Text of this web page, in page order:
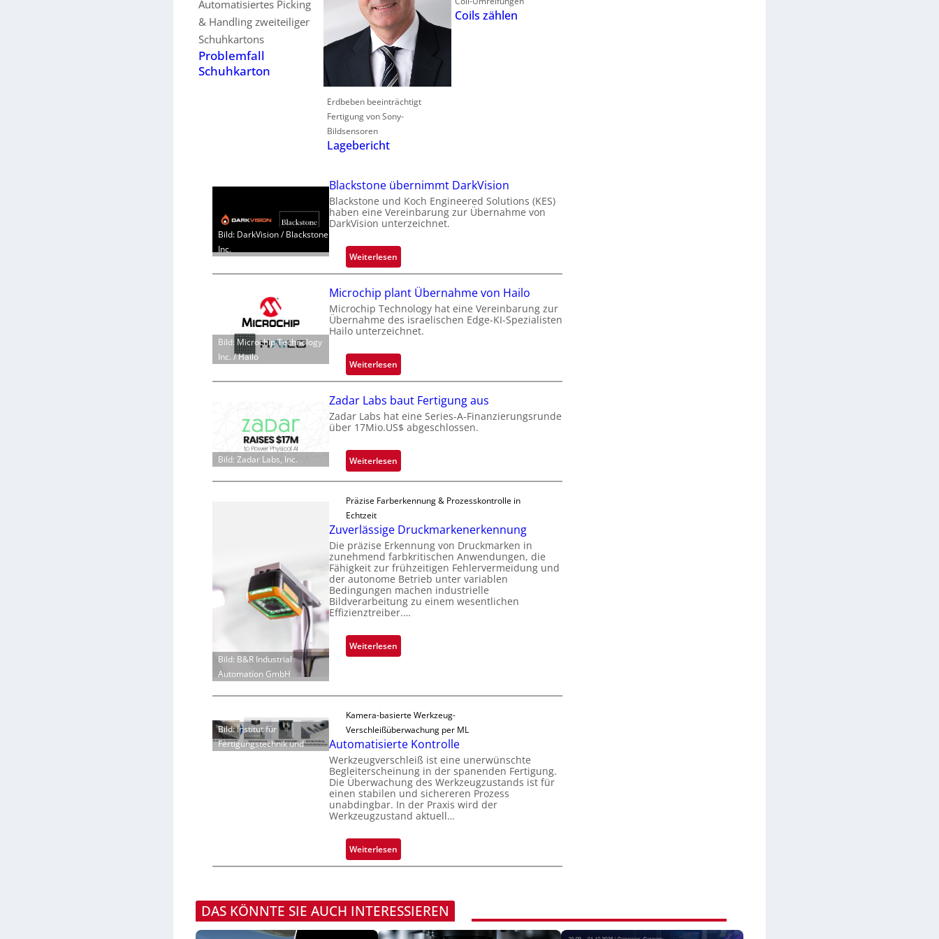
Automatisiertes Picking
& Handling zweiteiliger
Schuhkartons
Problemfall
Schuhkarton
Erdbeben beeinträchtigt
Fertigung von Sony-
Bildsensoren
Lagebericht
Coils zählen
Bild: DarkVision / Blackstone
Inc.
Blackstone übernimmt DarkVision
Blackstone und Koch Engineered Solutions (KES)
haben eine Vereinbarung zur Übernahme von
DarkVision unterzeichnet.
Weiterlesen:
B
a
c
k
o
e
ü
b
r
m
t
D
a
r
k
V
s
i
Bild: Microchip Technology
Inc. / Hailo
Microchip plant Übernahme von Hailo
Microchip Technology hat eine Vereinbarung zur
Übernahme des israelischen Edge-KI-Spezialisten
Hailo unterzeichnet.
Weiterlesen:
M
c
r
c
h
i
l
n
t
Ü
b
e
n
a
v
o
n
H
a
i
l
o
Bild: Zadar Labs, Inc.
Zadar Labs baut Fertigung aus
Zadar Labs hat eine Series-A-Finanzierungsrunde
über 17Mio.US$ abgeschlossen.
Weiterlesen:
Z
d
r
L
a
b
s
b
u
t
r
g
u
n
g
a
u
Bild: B&R Industrial
Automation GmbH
Präzise Farberkennung & Prozesskontrolle in
Echtzeit
Zuverlässige Druckmarkenerkennung
Die präzise Erkennung von Druckmarken in
zunehmend farbkritischen Anwendungen, die
Fähigkeit zur frühzeitigen Fehlervermeidung und
der autonome Betrieb unter variablen
Bedingungen machen industrielle
Bildverarbeitung zu einem wesentlichen
Effizienztreiber.…
Weiterlesen:
Z
r
l
ä
s
s
g
e
D
r
u
m
a
Bild: Institut für
Fertigungstechnik und
Kamera-basierte Werkzeug-
Verschleißüberwachung per ML
Automatisierte Kontrolle
Werkzeugverschleiß ist eine unerwünschte
Begleiterscheinung in der spanenden Fertigung.
Die Überwachung des Werkzeugzustands ist für
einen stabilen und sichereren Prozess
unabdingbar. In der Praxis wird der
Werkzeugzustand aktuell…
Weiterlesen:
A
o
m
a
DAS KÖNNTE SIE AUCH INTERESSIEREN